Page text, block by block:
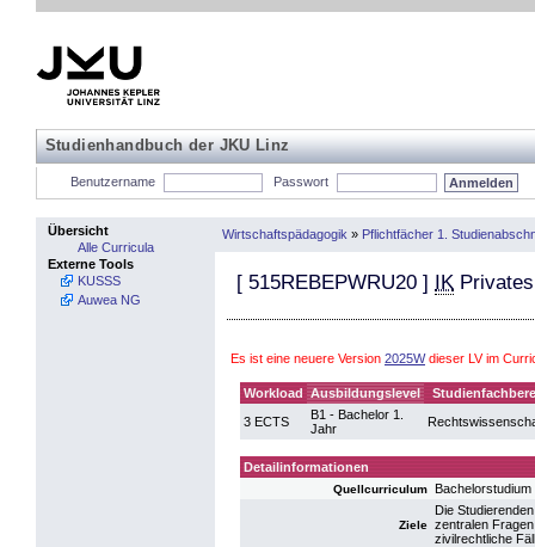
Studienhandbuch der JKU Linz
Benutzername Passwort
Übersicht
Alle Curricula
Externe Tools
KUSSS
Auwea NG
Wirtschaftspädagogik » Pflichtfächer 1.
[ 515REBEPWRU20 ] IK
Es ist eine neuere Version 2025Wdieser LV im
Workload Ausbildungslevel
3 ECTS
B1 - Bachelor 1.
Jahr
Detailinformationen
Quellcurriculum
Ziele
Die
zentralen
zivilrechtliche